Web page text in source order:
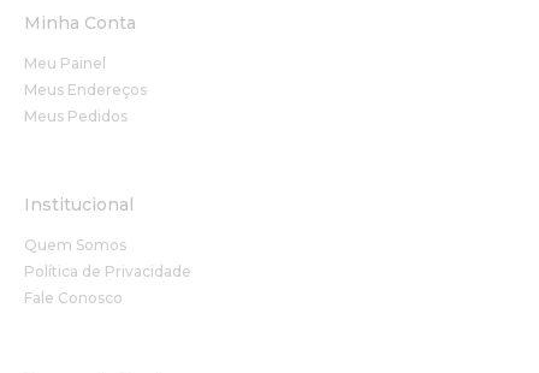
Minha Conta
Meu Painel
Meus Endereços
Meus Pedidos
Institucional
Quem Somos
Política de Privacidade
Fale Conosco